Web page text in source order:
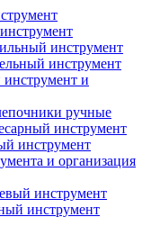
инструмент
инструмент
и
ручные
инструмент
инструмент
и организация
инструмент
инструмент